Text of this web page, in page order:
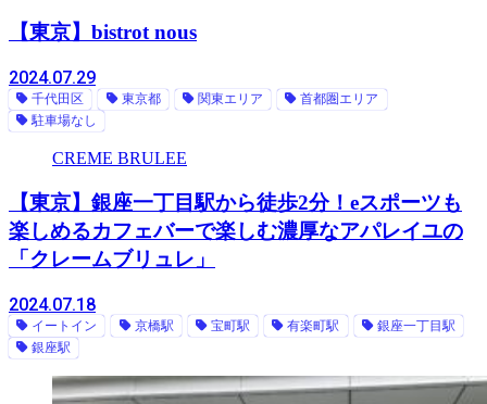
【東京】bistrot nous
2024.07.29
千代田区 東京都 関東エリア
首都圏エリア
駐車場なし
CREME BRULEE
【東京】銀座一丁目駅から徒歩2分！eスポーツも
楽しめるカフェバーで楽しむ濃厚なアパレイユの
「クレームブリュレ」
2024.07.18
イートイン 京橋駅 宝町駅 有楽町駅
銀座一丁目駅
銀座駅